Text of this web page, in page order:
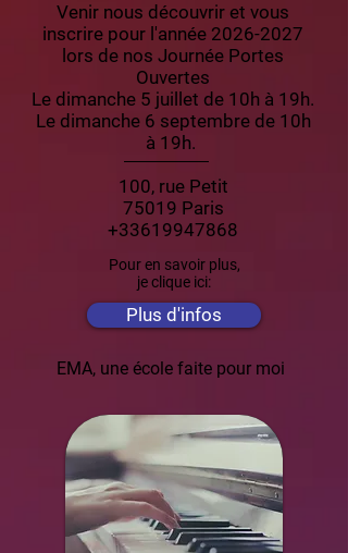
Venir nous découvrir et vous
inscrire pour l'année 2026-2027
lors de nos Journée Portes
Ouvertes
Le dimanche 5 juillet de 10h à 19h.
Le dimanche 6 septembre de 10h
à 19h.
100, rue Petit
75019 Paris
+33619947868
Pour en savoir plus,
je clique ici:
Plus d'infos
EMA, une école faite pour moi